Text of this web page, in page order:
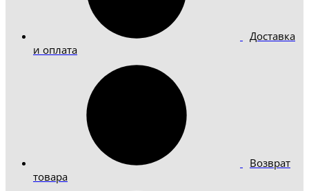
Доставка
и оплата
Возврат
товара